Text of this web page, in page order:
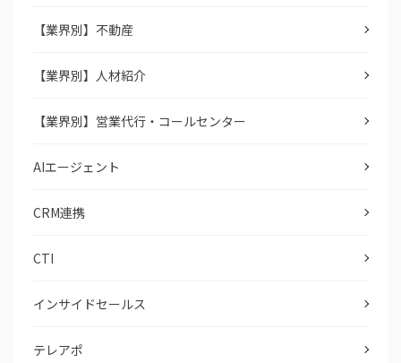
【業界別】不動産
【業界別】人材紹介
【業界別】営業代行・コールセンター
AIエージェント
CRM連携
CTI
インサイドセールス
テレアポ